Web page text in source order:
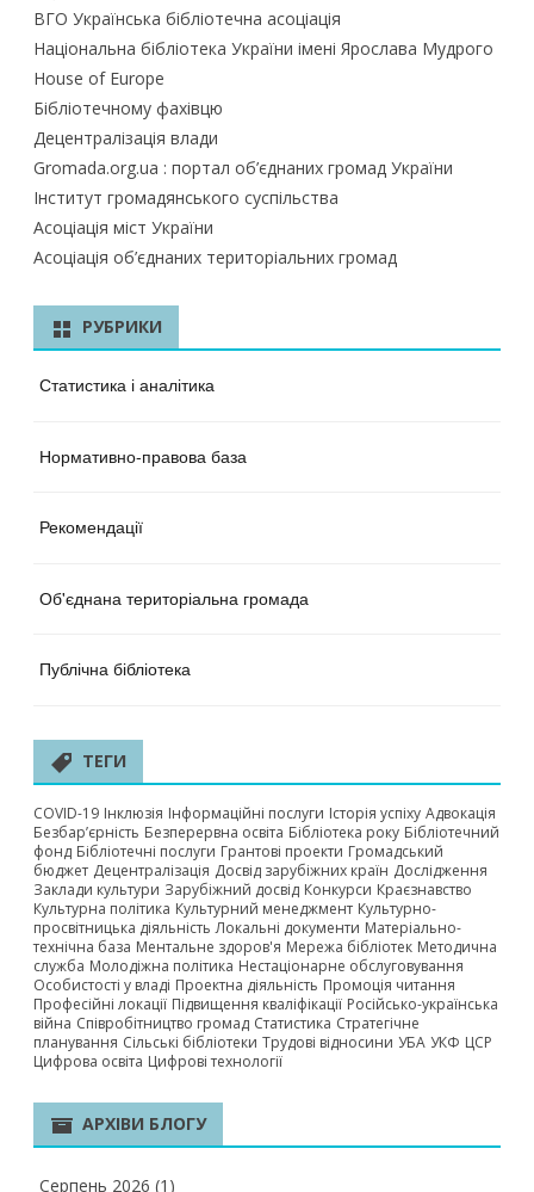
ВГО Українська бібліотечна асоціація
Національна бібліотека України імені Ярослава Мудрого
House of Europe
Бібліотечному фахівцю
Децентралізація влади
Gromada.org.ua : портал об’єднаних громад України
Інститут громадянського суспільства
Асоціація міст України
Асоціація об’єднаних територіальних громад
РУБРИКИ
Статистика і аналітика
Нормативно-правова база
Рекомендації
Об'єднана територіальна громада
Публічна бібліотека
ТЕГИ
COVID-19 Інклюзія Інформаційні послуги Історія успіху Адвокація
Безбар’єрність Безперервна освіта Бібліотека року Бібліотечний
фонд Бібліотечні послуги Грантові проекти Громадський
бюджет Децентралізація Досвід зарубіжних країн Дослідження
Заклади культури Зарубіжний досвід Конкурси Краєзнавство
Культурна політика Культурний менеджмент Культурно-
просвітницька діяльність Локальні документи Матеріально-
технічна база Ментальне здоров'я Мережа бібліотек Методична
служба Молодіжна політика Нестаціонарне обслуговування
Особистості у владі Проектна діяльність Промоція читання
Професійні локації Підвищення кваліфікації Російсько-українська
війна Співробітництво громад Статистика Стратегічне
планування Сільські бібліотеки Трудові відносини УБА УКФ ЦСР
Цифрова освіта Цифрові технології
АРХІВИ БЛОГУ
Серпень 2026 (1)